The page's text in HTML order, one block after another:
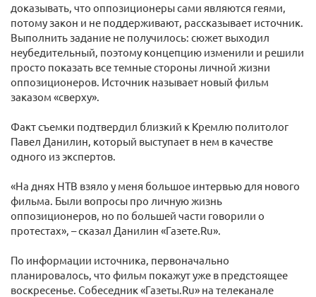
доказывать, что оппозиционеры сами являются геями,
потому закон и не поддерживают, рассказывает источник.
Выполнить задание не получилось: сюжет выходил
неубедительный, поэтому концепцию изменили и решили
просто показать все темные стороны личной жизни
оппозиционеров. Источник называет новый фильм
заказом «сверху».
Факт съемки подтвердил близкий к Кремлю политолог
Павел Данилин, который выступает в нем в качестве
одного из экспертов.
«На днях НТВ взяло у меня большое интервью для нового
фильма. Были вопросы про личную жизнь
оппозиционеров, но по большей части говорили о
протестах», – сказал Данилин «Газете.Ru».
По информации источника, первоначально
планировалось, что фильм покажут уже в предстоящее
воскресенье. Собеседник «Газеты.Ru» на телеканале